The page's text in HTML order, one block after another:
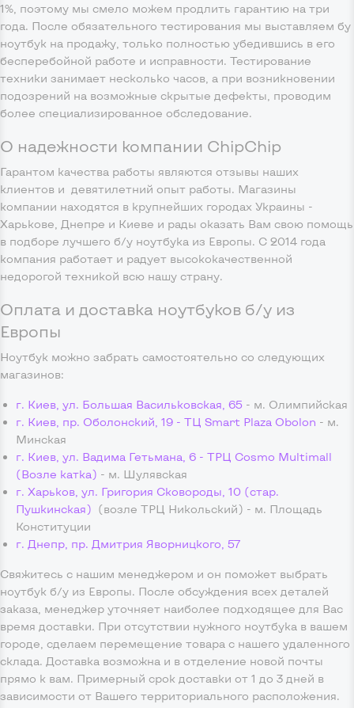
1%, поэтому мы смело можем продлить гарантию на три
года. После обязательного тестирования мы выставляем бу
ноутбук на продажу, только полностью убедившись в его
бесперебойной работе и исправности. Тестирование
техники занимает несколько часов, а при возникновении
подозрений на возможные скрытые дефекты, проводим
более специализированное обследование.
О надежности компании ChipChip
Гарантом качества работы являются отзывы наших
клиентов и девятилетний опыт работы. Магазины
компании находятся в крупнейших городах Украины -
Харькове, Днепре и Киеве и рады оказать Вам свою помощь
в подборе лучшего б/у ноутбука из Европы. С 2014 года
компания работает и радует высококачественной
недорогой техникой всю нашу страну.
Оплата и доставка ноутбуков б/у из
Европы
Ноутбук можно забрать самостоятельно со следующих
магазинов:
г. Киев, ул. Большая Васильковская, 65 - м. Олимпийская
г. Киев, пр. Оболонский, 19 - ТЦ Smart Plaza Obolon - м.
Минская
г. Киев, ул. Вадима Гетьмана, 6 - ТРЦ Cosmo Multimall
(Возле катка) - м. Шулявская
г. Харьков, ул. Григория Сковороды, 10 (стар.
Пушкинская) (возле ТРЦ Никольский) - м. Площадь
Конституции
г. Днепр, пр. Дмитрия Яворницкого, 57
Свяжитесь с нашим менеджером и он поможет выбрать
ноутбук б/у из Европы. После обсуждения всех деталей
заказа, менеджер уточняет наиболее подходящее для Вас
время доставки. При отсутствии нужного ноутбука в вашем
городе, сделаем перемещение товара с нашего удаленного
склада. Доставка возможна и в отделение новой почты
прямо к вам. Примерный срок доставки от 1 до 3 дней в
зависимости от Вашего территориального расположения.